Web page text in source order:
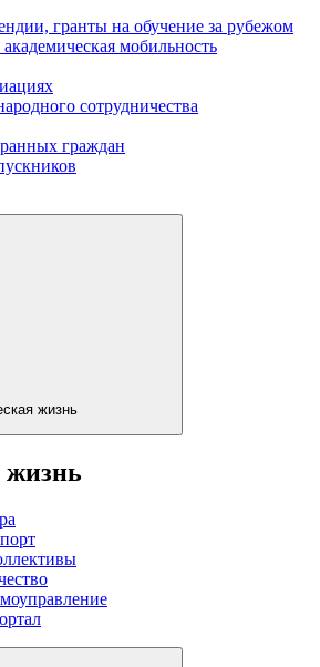
гранты на обучение за рубежом
мобильность
сотрудничества
граждан
жизнь
жизнь